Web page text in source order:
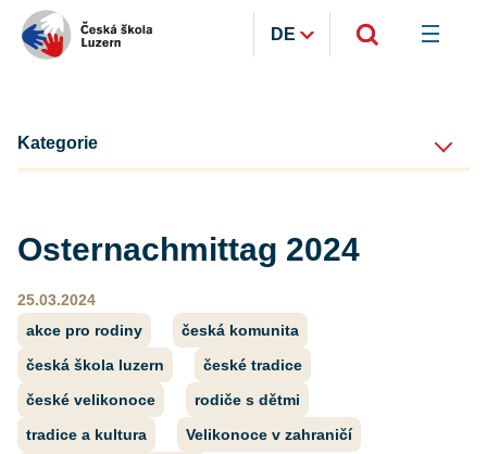
DE
Osternachmittag 2024
25.03.2024
akce pro rodiny
česká komunita
česká škola luzern
české tradice
české velikonoce
rodiče s dětmi
tradice a kultura
Velikonoce v zahraničí
Kategorie